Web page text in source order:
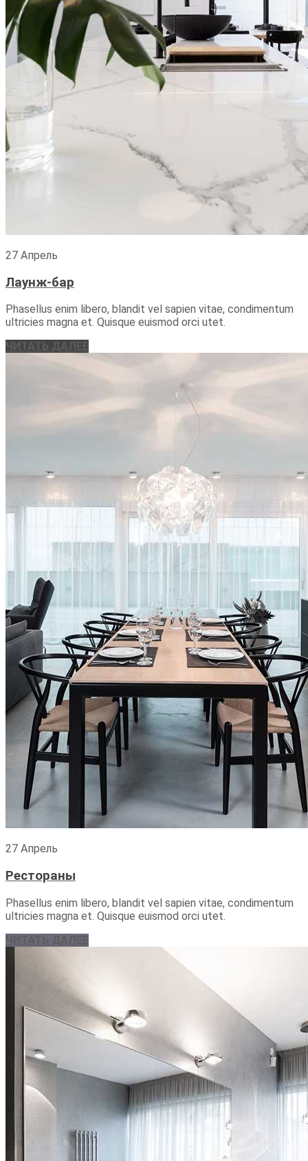
27 Апрель
Лаунж-бар
Phasellus enim libero, blandit vel sapien vitae, condimentum
ultricies magna et. Quisque euismod orci utet.
ЧИТАТЬ ДАЛЕЕ
27 Апрель
Рестораны
Phasellus enim libero, blandit vel sapien vitae, condimentum
ultricies magna et. Quisque euismod orci utet.
ЧИТАТЬ ДАЛЕЕ